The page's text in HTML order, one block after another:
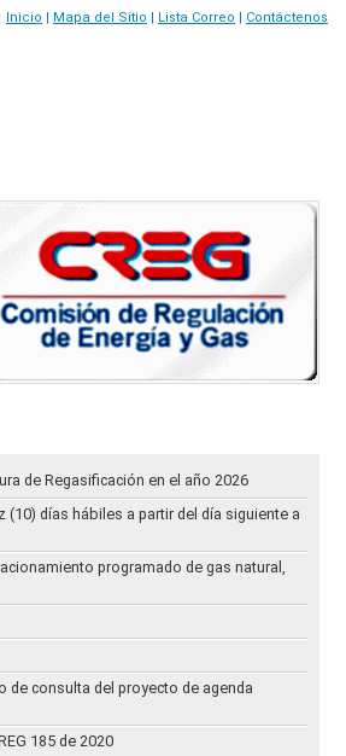
Inicio | Mapa del Sitio | Lista Correo | Contáctenos
de Regasificación en el año 2026
(10) días hábiles a partir del día siguiente a
programado de gas natural,
de consulta del proyecto de agenda
185 de 2020